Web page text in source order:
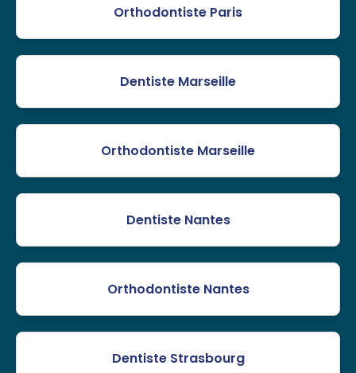
Orthodontiste Paris
Dentiste Marseille
Orthodontiste Marseille
Dentiste Nantes
Orthodontiste Nantes
Dentiste Strasbourg